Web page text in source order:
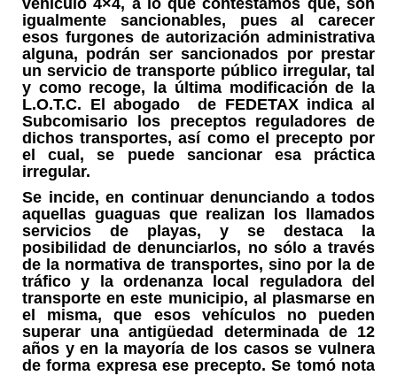
igualmente sancionables, pues al carecer
esos furgones de autorización administrativa
alguna, podrán ser sancionados por prestar
un servicio de transporte público irregular, tal
y como recoge, la última modificación de la
L.O.T.C. El abogado de FEDETAX indica al
Subcomisario los preceptos reguladores de
dichos transportes, así como el precepto por
el cual, se puede sancionar esa práctica
irregular.
Se incide, en continuar denunciando a todos
aquellas guaguas que realizan los llamados
servicios de playas, y se destaca la
posibilidad de denunciarlos, no sólo a través
de la normativa de transportes, sino por la de
tráfico y la ordenanza local reguladora del
transporte en este municipio, al plasmarse en
el misma, que esos vehículos no pueden
superar una antigüedad determinada de 12
años y en la mayoría de los casos se vulnera
de forma expresa ese precepto. Se tomó nota